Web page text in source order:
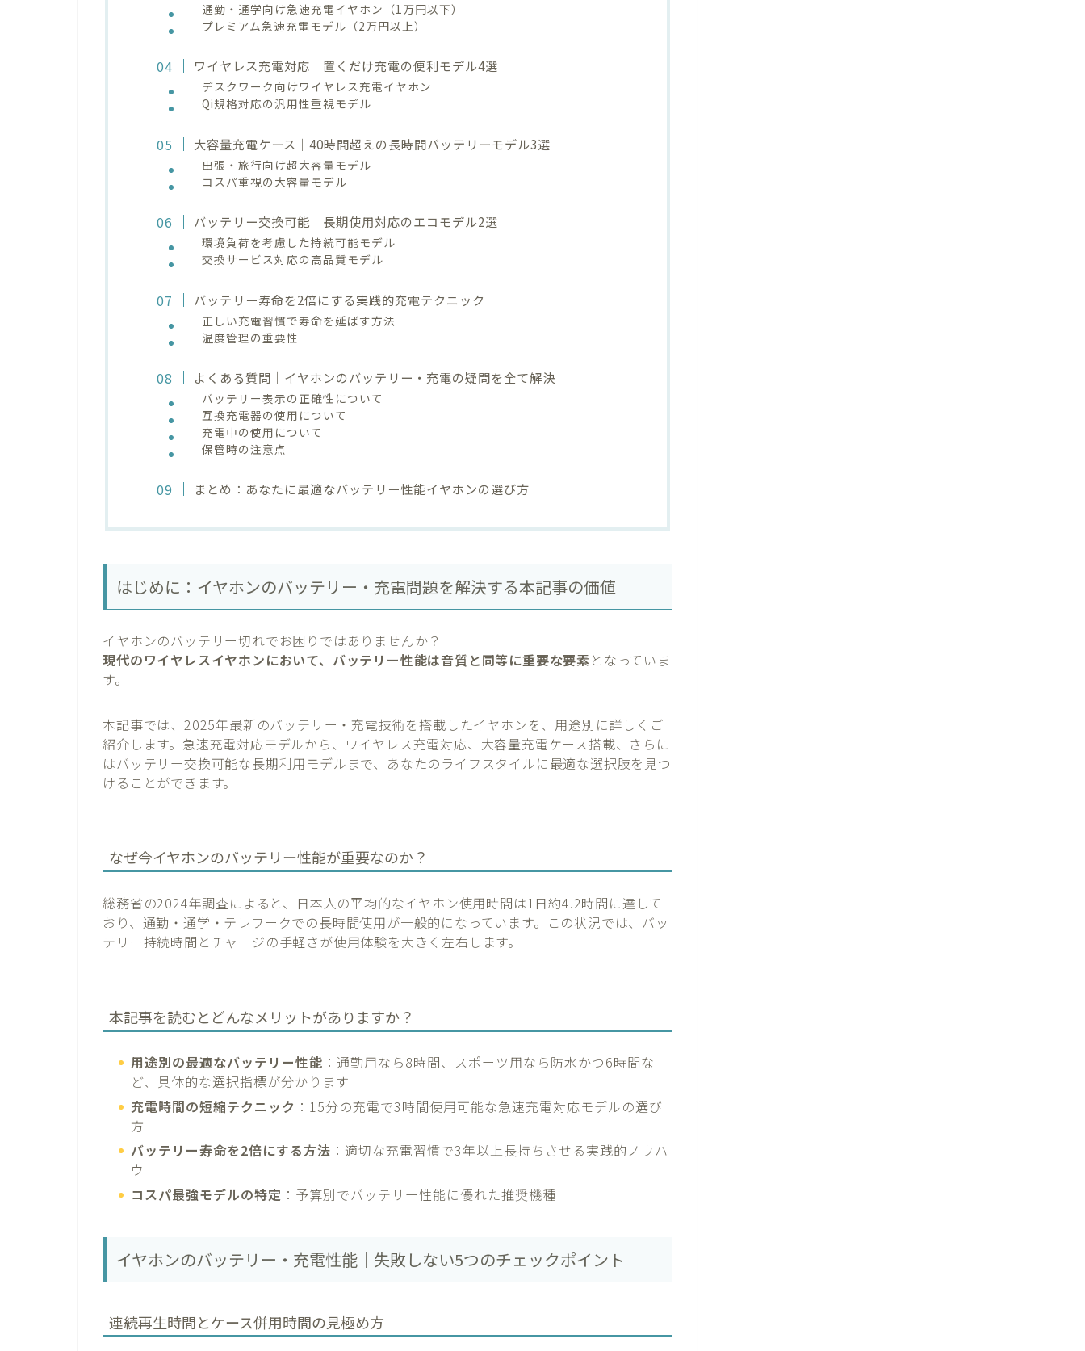
通勤・通学向け急速充電イヤホン（1万円以下）
プレミアム急速充電モデル（2万円以上）
ワイヤレス充電対応｜置くだけ充電の便利モデル4選
デスクワーク向けワイヤレス充電イヤホン
Qi規格対応の汎用性重視モデル
大容量充電ケース｜40時間超えの長時間バッテリーモデル3選
出張・旅行向け超大容量モデル
コスパ重視の大容量モデル
バッテリー交換可能｜長期使用対応のエコモデル2選
環境負荷を考慮した持続可能モデル
交換サービス対応の高品質モデル
バッテリー寿命を2倍にする実践的充電テクニック
正しい充電習慣で寿命を延ばす方法
温度管理の重要性
よくある質問｜イヤホンのバッテリー・充電の疑問を全て解決
バッテリー表示の正確性について
互換充電器の使用について
充電中の使用について
保管時の注意点
まとめ：あなたに最適なバッテリー性能イヤホンの選び方
はじめに：イヤホンのバッテリー・充電問題を解決する本記事の価値
イヤホンのバッテリー切れでお困りではありませんか？
現代のワイヤレスイヤホンにおいて、バッテリー性能は音質と同等に重要な要素となっていま
す。
本記事では、2025年最新のバッテリー・充電技術を搭載したイヤホンを、用途別に詳しくご
紹介します。急速充電対応モデルから、ワイヤレス充電対応、大容量充電ケース搭載、さらに
はバッテリー交換可能な長期利用モデルまで、あなたのライフスタイルに最適な選択肢を見つ
けることができます。
なぜ今イヤホンのバッテリー性能が重要なのか？
総務省の2024年調査によると、日本人の平均的なイヤホン使用時間は1日約4.2時間に達して
おり、通勤・通学・テレワークでの長時間使用が一般的になっています。この状況では、バッ
テリー持続時間とチャージの手軽さが使用体験を大きく左右します。
本記事を読むとどんなメリットがありますか？
用途別の最適なバッテリー性能 ：通勤用なら8時間、スポーツ用なら防水かつ6時間な
ど、具体的な選択指標が分かります
充電時間の短縮テクニック ：15分の充電で3時間使用可能な急速充電対応モデルの選び
方
バッテリー寿命を2倍にする方法 ：適切な充電習慣で3年以上長持ちさせる実践的ノウハ
ウ
コスパ最強モデルの特定 ：予算別でバッテリー性能に優れた推奨機種
イヤホンのバッテリー・充電性能｜失敗しない5つのチェックポイント
連続再生時間とケース併用時間の見極め方